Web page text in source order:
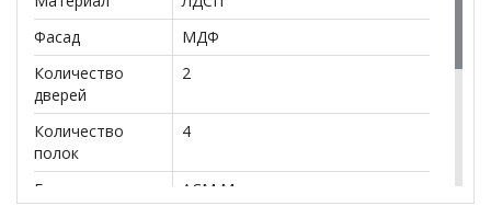
Фасад
МДФ
Количество
дверей
2
Количество
полок
4
Бренд
АСМ Модуль